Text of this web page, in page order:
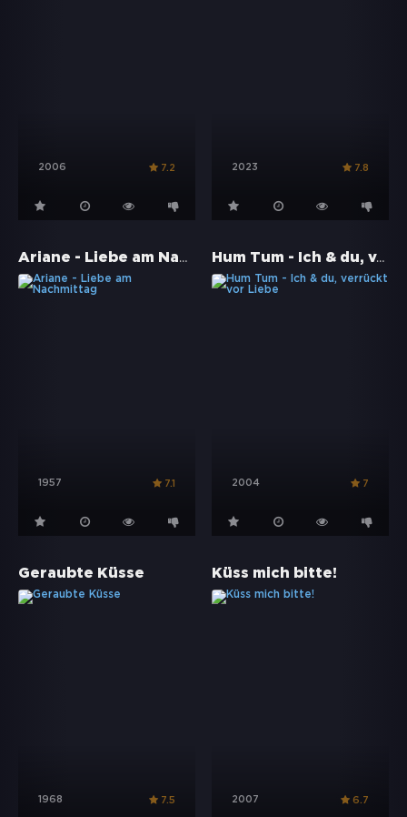
2006 7.2 2023 7.8
Ariane - Liebe am Nachmittag
1957 7.1
Hum Tum - Ich & du, verrückt vor Liebe
2004 7
Geraubte Küsse
1968 7.5
Küss mich bitte!
2007 6.7